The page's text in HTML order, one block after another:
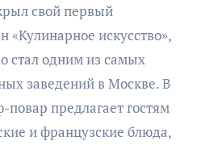
свой первый
«Кулинарное искусство»,
стал одним из самых
заведений в Москве. В
предлагает гостям
и французские блюда,